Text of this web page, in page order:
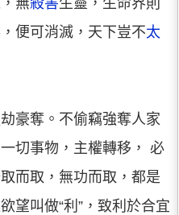
無殺害生靈，生命界則
便可消滅，天下豈不太
豪奪。不偷竊強奪人家
切事物，主權轉移， 必
而取，無功而取，都是
望叫做“利”，致利於合宜